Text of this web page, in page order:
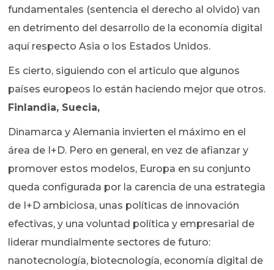
fundamentales (sentencia el derecho al olvido) van
en detrimento del desarrollo de la economía digital
aquí respecto Asia o los Estados Unidos.
Es cierto, siguiendo con el articulo que algunos
países europeos lo están haciendo mejor que otros.
Finlandia, Suecia,
Dinamarca y Alemania invierten el máximo en el
área de I+D. Pero en general, en vez de afianzar y
promover estos modelos, Europa en su conjunto
queda configurada por la carencia de una estrategia
de I+D ambiciosa, unas políticas de innovación
efectivas, y una voluntad política y empresarial de
liderar mundialmente sectores de futuro:
nanotecnología, biotecnología, economía digital de